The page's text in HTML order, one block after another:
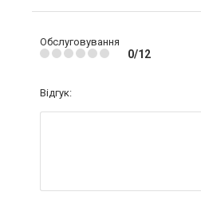
Обслуговування
0/12
Відгук: